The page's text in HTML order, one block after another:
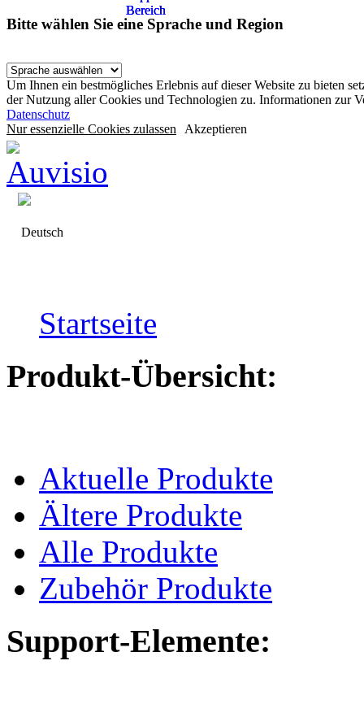
Bitte wählen Sie eine Sprache und Region
Um Ihnen ein bestmögliches Erlebnis auf dieser Website zu bieten
der Nutzung aller Cookies und Technologien zu. Informationen zur
Datenschutz
Nur essenzielle Cookies zulassen Akzeptieren
Deutsch
Startseite
Produkt-Übersicht:
Aktuelle Produkte
Ältere Produkte
Alle Produkte
Zubehör Produkte
Support-Elemente:
Bereich
Bereich
Bereich